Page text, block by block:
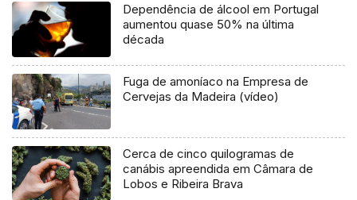
Dependência de álcool em Portugal
aumentou quase 50% na última
década
Fuga de amoníaco na Empresa de
Cervejas da Madeira (vídeo)
Cerca de cinco quilogramas de
canábis apreendida em Câmara de
Lobos e Ribeira Brava